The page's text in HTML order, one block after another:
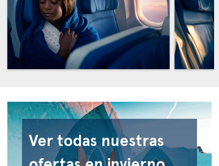
Ver todas nuestras